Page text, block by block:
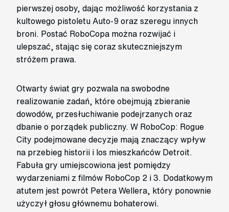
pierwszej osoby, dając możliwość korzystania z
kultowego pistoletu Auto-9 oraz szeregu innych
broni. Postać RoboCopa można rozwijać i
ulepszać, stając się coraz skuteczniejszym
stróżem prawa.
Otwarty świat gry pozwala na swobodne
realizowanie zadań, które obejmują zbieranie
dowodów, przesłuchiwanie podejrzanych oraz
dbanie o porządek publiczny. W RoboCop: Rogue
City podejmowane decyzje mają znaczący wpływ
na przebieg historii i los mieszkańców Detroit.
Fabuła gry umiejscowiona jest pomiędzy
wydarzeniami z filmów RoboCop 2 i 3. Dodatkowym
atutem jest powrót Petera Wellera, który ponownie
użyczył głosu głównemu bohaterowi.